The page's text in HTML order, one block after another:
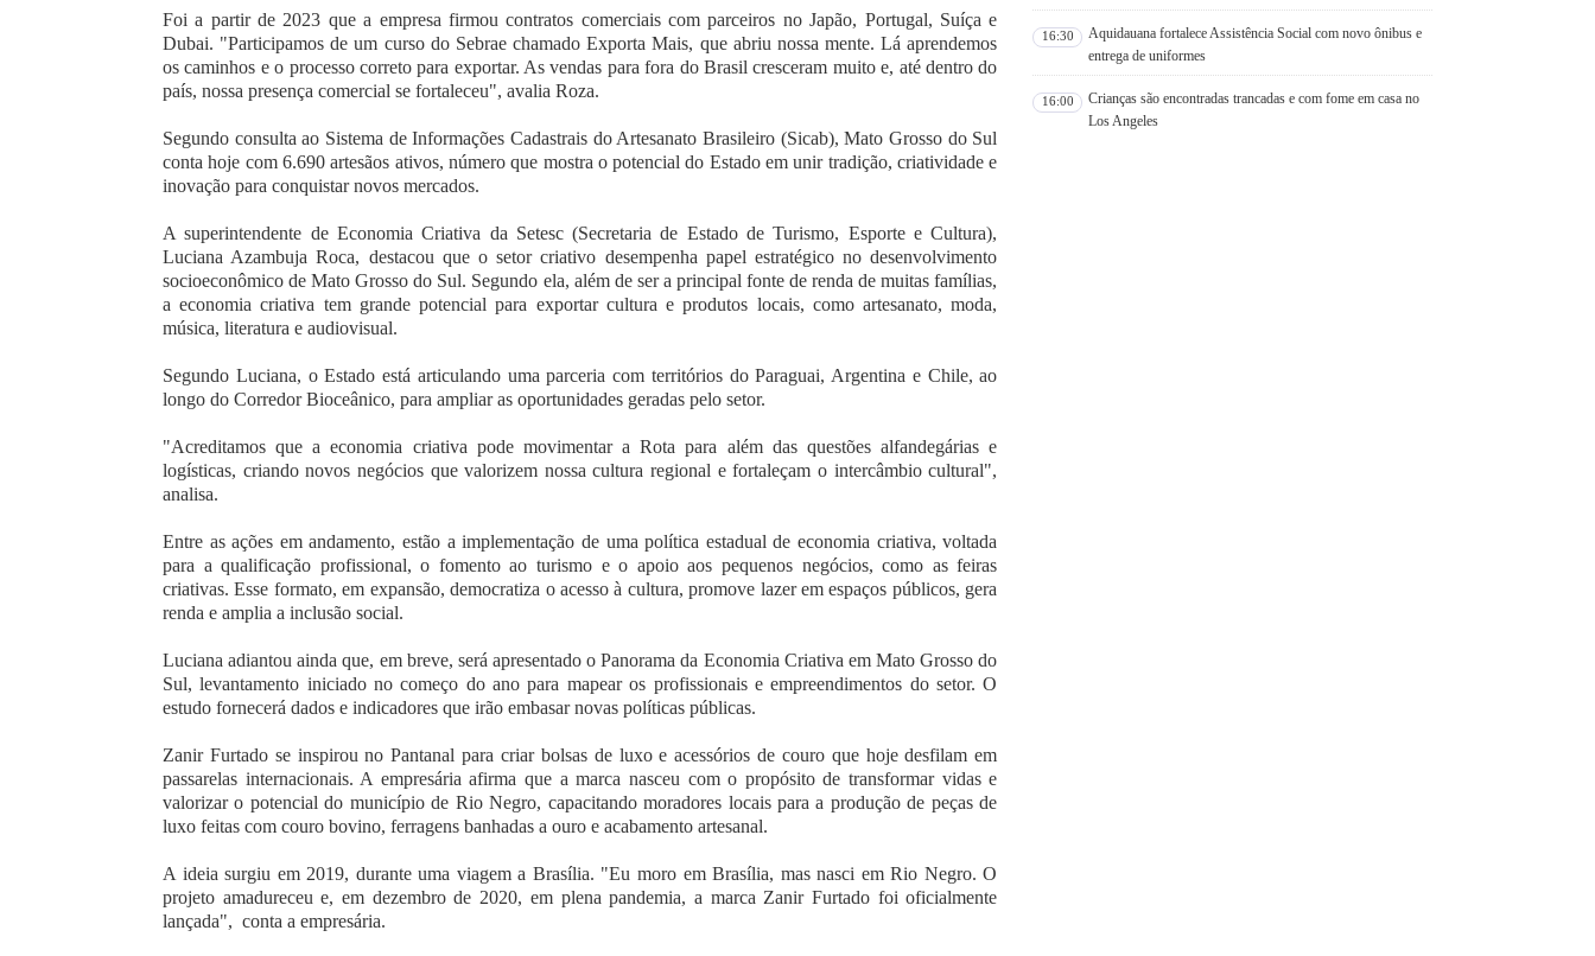
Foi a partir de 2023 que a empresa firmou contratos comerciais com parceiros no Japão, Portugal, Suíça e
Dubai. "Participamos de um curso do Sebrae chamado Exporta Mais, que abriu nossa mente. Lá aprendemos
os caminhos e o processo correto para exportar. As vendas para fora do Brasil cresceram muito e, até dentro do
país, nossa presença comercial se fortaleceu", avalia Roza.
Segundo consulta ao Sistema de Informações Cadastrais do Artesanato Brasileiro (Sicab), Mato Grosso do Sul
conta hoje com 6.690 artesãos ativos, número que mostra o potencial do Estado em unir tradição, criatividade e
inovação para conquistar novos mercados.
A superintendente de Economia Criativa da Setesc (Secretaria de Estado de Turismo, Esporte e Cultura),
Luciana Azambuja Roca, destacou que o setor criativo desempenha papel estratégico no desenvolvimento
socioeconômico de Mato Grosso do Sul. Segundo ela, além de ser a principal fonte de renda de muitas famílias,
a economia criativa tem grande potencial para exportar cultura e produtos locais, como artesanato, moda,
música, literatura e audiovisual.
Segundo Luciana, o Estado está articulando uma parceria com territórios do Paraguai, Argentina e Chile, ao
longo do Corredor Bioceânico, para ampliar as oportunidades geradas pelo setor.
"Acreditamos que a economia criativa pode movimentar a Rota para além das questões alfandegárias e
logísticas, criando novos negócios que valorizem nossa cultura regional e fortaleçam o intercâmbio cultural",
analisa.
Entre as ações em andamento, estão a implementação de uma política estadual de economia criativa, voltada
para a qualificação profissional, o fomento ao turismo e o apoio aos pequenos negócios, como as feiras
criativas. Esse formato, em expansão, democratiza o acesso à cultura, promove lazer em espaços públicos, gera
renda e amplia a inclusão social.
Luciana adiantou ainda que, em breve, será apresentado o Panorama da Economia Criativa em Mato Grosso do
Sul, levantamento iniciado no começo do ano para mapear os profissionais e empreendimentos do setor. O
estudo fornecerá dados e indicadores que irão embasar novas políticas públicas.
Zanir Furtado se inspirou no Pantanal para criar bolsas de luxo e acessórios de couro que hoje desfilam em
passarelas internacionais. A empresária afirma que a marca nasceu com o propósito de transformar vidas e
valorizar o potencial do município de Rio Negro, capacitando moradores locais para a produção de peças de
luxo feitas com couro bovino, ferragens banhadas a ouro e acabamento artesanal.
A ideia surgiu em 2019, durante uma viagem a Brasília. "Eu moro em Brasília, mas nasci em Rio Negro. O
projeto amadureceu e, em dezembro de 2020, em plena pandemia, a marca Zanir Furtado foi oficialmente
lançada", conta a empresária.
16:30
Aquidauana fortalece Assistência Social com novo ônibus e
entrega de uniformes
16:00
Crianças são encontradas trancadas e com fome em casa no
Los Angeles